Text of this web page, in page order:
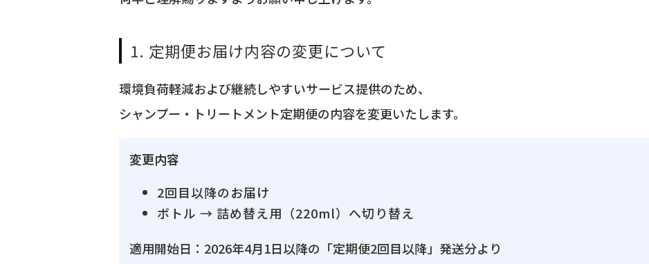
1. 定期便お届け内容の変更について
環境負荷軽減および継続しやすいサービス提供のため、
シャンプー・トリートメント定期便の内容を変更いたします。
変更内容
2回目以降のお届け
ボトル → 詰め替え用（220ml）へ切り替え
適用開始日：2026年4月1日以降の「定期便2回目以降」発送分より